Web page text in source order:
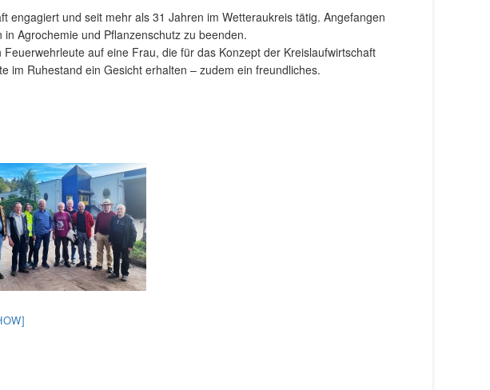
engagiert und seit mehr als 31 Jahren im Wetteraukreis tätig. Angefangen
Agrochemie und Pflanzenschutz zu beenden.
auf eine Frau, die für das Konzept der Kreislaufwirtschaft
im Ruhestand ein Gesicht erhalten – zudem ein freundliches.